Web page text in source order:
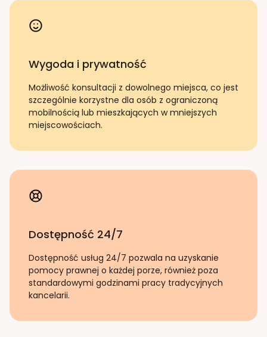
Wygoda i prywatność
Możliwość konsultacji z dowolnego miejsca, co jest
szczególnie korzystne dla osób z ograniczoną
mobilnością lub mieszkających w mniejszych
miejscowościach.
Dostępność 24/7
Dostępność usług 24/7 pozwala na uzyskanie
pomocy prawnej o każdej porze, również poza
standardowymi godzinami pracy tradycyjnych
kancelarii.